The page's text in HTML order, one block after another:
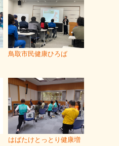
鳥取市民健康ひろば
はばたけとっとり健康増